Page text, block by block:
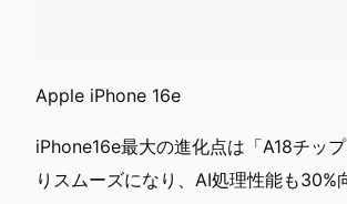
Apple iPhone 16e
iPhone16e最大の進化点は「A18チッ
りスムーズになり、AI処理性能も30%